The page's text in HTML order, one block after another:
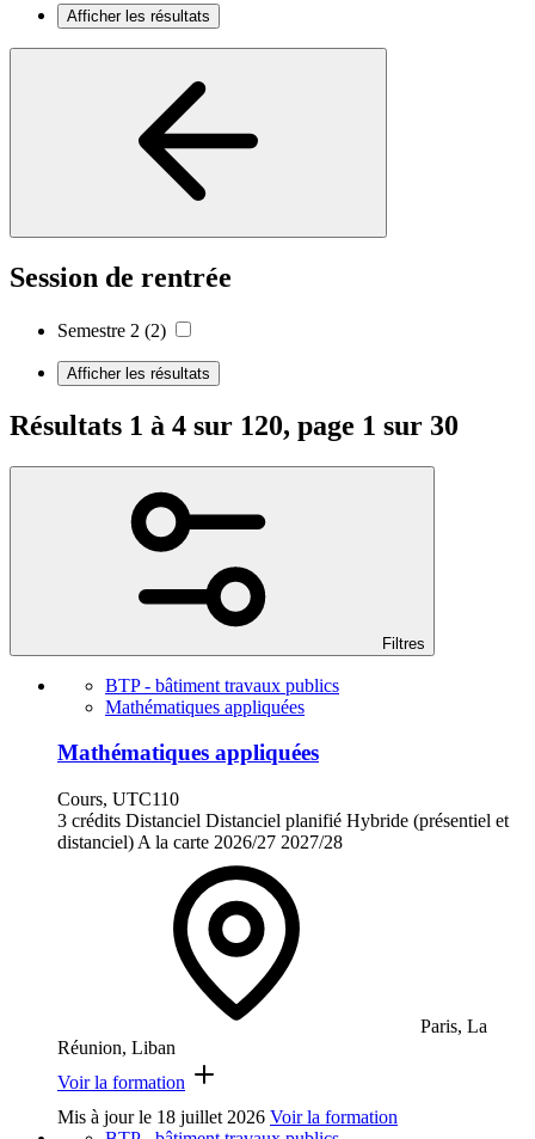
Afficher les résultats
Session de rentrée
Semestre 2 (2)
Afficher les résultats
Résultats 1 à 4 sur 120, page 1 sur 30
Filtres
BTP - bâtiment travaux publics
Mathématiques appliquées
Mathématiques appliquées
Cours, UTC110
3 crédits Distanciel Distanciel planifié Hybride (présentiel et
distanciel) A la carte 2026/27 2027/28
Paris, La
Réunion, Liban
Voir la formation
Mis à jour le 18 juillet 2026 Voir la formation